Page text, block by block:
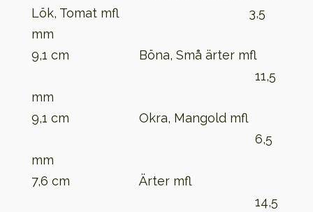
Lök, Tomat mfl 3,5
mm
9,1 cm Böna, Små ärter mfl
11,5
mm
9,1 cm Okra, Mangold mfl
6,5
mm
7,6 cm Ärter mfl
14,5